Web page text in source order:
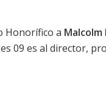
Honorífico a Malcolm
09 es al director,